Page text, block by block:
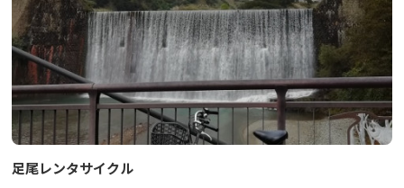
足尾レンタサイクル